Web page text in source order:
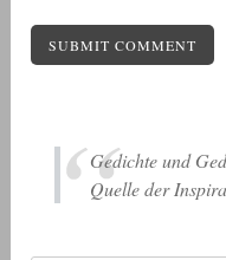
Gedichte und
Quelle der